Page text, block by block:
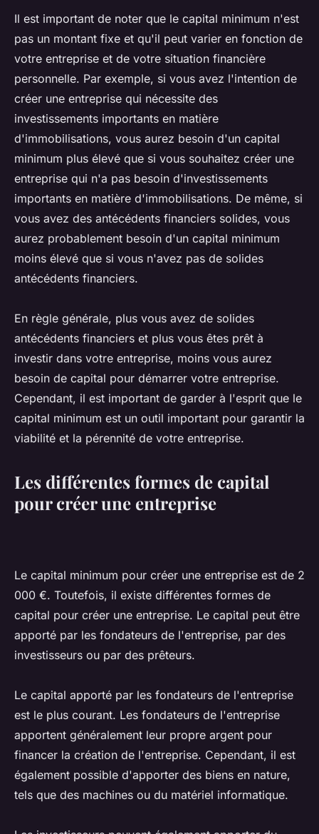
Il est important de noter que le capital minimum n'est
pas un montant fixe et qu'il peut varier en fonction de
votre entreprise et de votre situation financière
personnelle. Par exemple, si vous avez l'intention de
créer une entreprise qui nécessite des
investissements importants en matière
d'immobilisations, vous aurez besoin d'un capital
minimum plus élevé que si vous souhaitez créer une
entreprise qui n'a pas besoin d'investissements
importants en matière d'immobilisations. De même, si
vous avez des antécédents financiers solides, vous
aurez probablement besoin d'un capital minimum
moins élevé que si vous n'avez pas de solides
antécédents financiers.
En règle générale, plus vous avez de solides
antécédents financiers et plus vous êtes prêt à
investir dans votre entreprise, moins vous aurez
besoin de capital pour démarrer votre entreprise.
Cependant, il est important de garder à l'esprit que le
capital minimum est un outil important pour garantir la
viabilité et la pérennité de votre entreprise.
Les différentes formes de capital
pour créer une entreprise
Le capital minimum pour créer une entreprise est de 2
000 €. Toutefois, il existe différentes formes de
capital pour créer une entreprise. Le capital peut être
apporté par les fondateurs de l'entreprise, par des
investisseurs ou par des prêteurs.
Le capital apporté par les fondateurs de l'entreprise
est le plus courant. Les fondateurs de l'entreprise
apportent généralement leur propre argent pour
financer la création de l'entreprise. Cependant, il est
également possible d'apporter des biens en nature,
tels que des machines ou du matériel informatique.